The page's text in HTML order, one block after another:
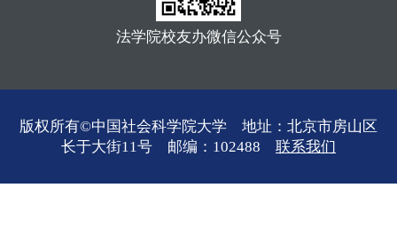
法学院校友办微信公众号
版权所有©中国社会科学院大学 地址：北京市房山区
长于大街11号 邮编：102488 联系我们